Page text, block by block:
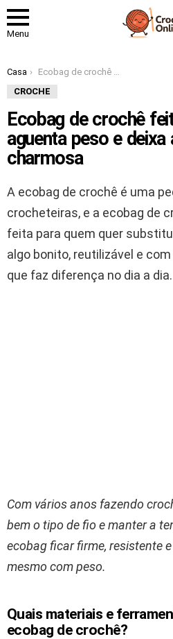
Menu
Você está aqui:
Casa
Ecobag de crochê feita à mão que aguenta peso e deixa a rotina mais charmosa
CROCHE
Ecobag de crochê
aguenta peso e
charmosa
A ecobag de crochê é uma
crocheteiras, e a ecobag de
feita para quem quer
algo bonito, reutilizável e
que faz diferença no dia a dia.
Com vários anos fazendo
bem o tipo de fio e manter a
ecobag ficar firme, resistente
mesmo com peso.
Quais materiais e
ecobag de crochê?